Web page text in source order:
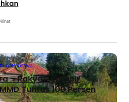
Peristiwa
– Rakyat, Hampir
Tuntas 100 Persen